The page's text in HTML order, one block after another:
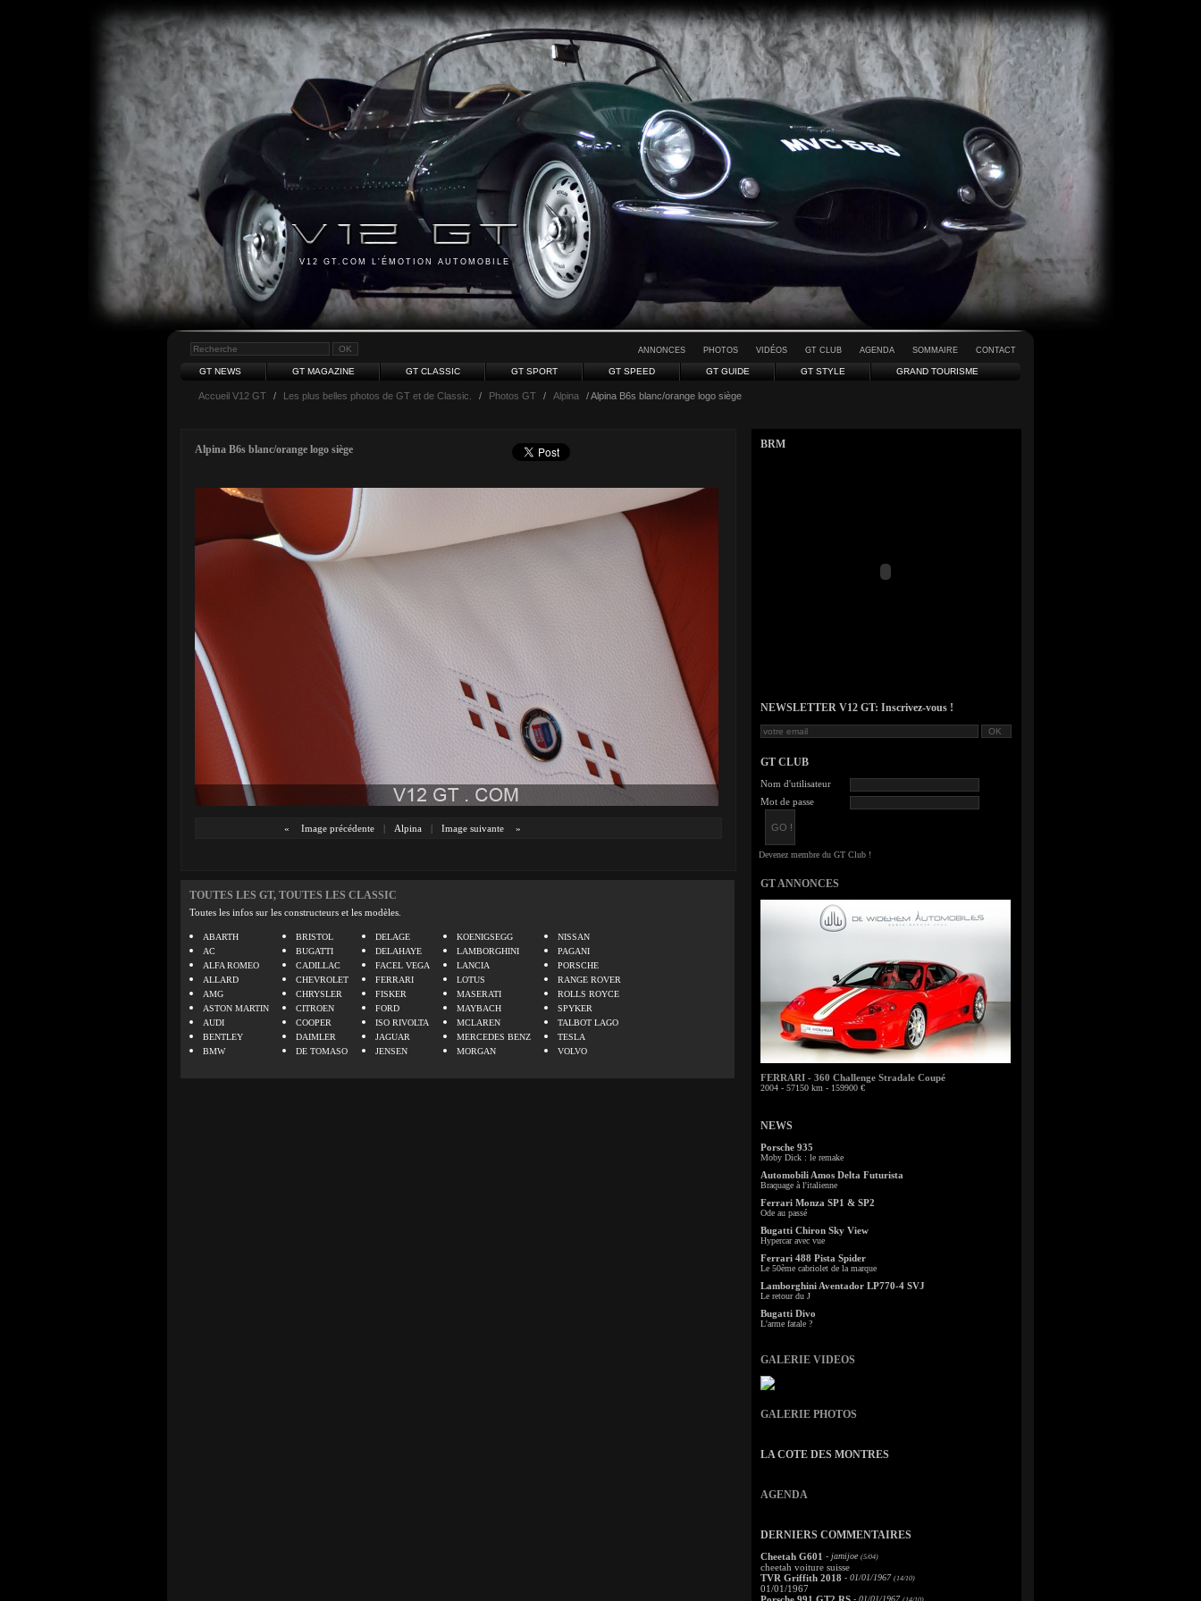
V12 GT.COM L'ÉMOTION AUTOMOBILE
ANNONCES PHOTOS VIDÉOS GT CLUB AGENDA SOMMAIRE CONTACT
GT NEWS GT MAGAZINE GT CLASSIC GT SPORT GT SPEED GT GUIDE GT STYLE GRAND TOURISME
Accueil V12 GT / Les plus belles photos de GT et de Classic. / Photos GT / Alpina / Alpina B6s blanc/orange logo siège
Alpina B6s blanc/orange logo siège
« Image précédente | Alpina | Image suivante »
TOUTES LES GT, TOUTES LES CLASSIC
Toutes les infos sur les constructeurs et les modèles.
ABARTH
AC
ALFA ROMEO
ALLARD
AMG
ASTON MARTIN
AUDI
BENTLEY
BMW
BRISTOL
BUGATTI
CADILLAC
CHEVROLET
CHRYSLER
CITROEN
COOPER
DAIMLER
DE TOMASO
DELAGE
DELAHAYE
FACEL VEGA
FERRARI
FISKER
FORD
ISO RIVOLTA
JAGUAR
JENSEN
KOENIGSEGG
LAMBORGHINI
LANCIA
LOTUS
MASERATI
MAYBACH
MCLAREN
MERCEDES BENZ
MORGAN
NISSAN
PAGANI
PORSCHE
RANGE ROVER
ROLLS ROYCE
SPYKER
TALBOT LAGO
TESLA
VOLVO
BRM
NEWSLETTER V12 GT: Inscrivez-vous !
GT CLUB
Nom d'utilisateur
Mot de passe
GT ANNONCES
FERRARI - 360 Challenge Stradale Coupé
2004 - 57150 km - 159900 €
NEWS
Porsche 935
Moby Dick : le remake
Automobili Amos Delta Futurista
Braquage à l'italienne
Ferrari Monza SP1 & SP2
Ode au passé
Bugatti Chiron Sky View
Hypercar avec vue
Ferrari 488 Pista Spider
Le 50ème cabriolet de la marque
Lamborghini Aventador LP770-4 SVJ
Le retour du J
Bugatti Divo
L'arme fatale ?
GALERIE VIDEOS
GALERIE PHOTOS
LA COTE DES MONTRES
AGENDA
DERNIERS COMMENTAIRES
Cheetah G601 - jamijoe (5/04)
cheetah voiture suisse
TVR Griffith 2018 - 01/01/1967 (14/10)
01/01/1967
- 01/01/1967